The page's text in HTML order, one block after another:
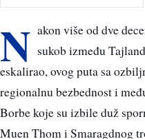
N akon više od dve
sukob između
eskalirao, ovog puta sa
regionalnu bezbednost i
Borbe koje su izbile duž
Muen Thom i Smaragdnog